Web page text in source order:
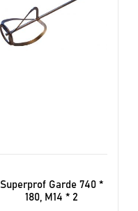
Superprof Garde 740 *
180, M14 * 2